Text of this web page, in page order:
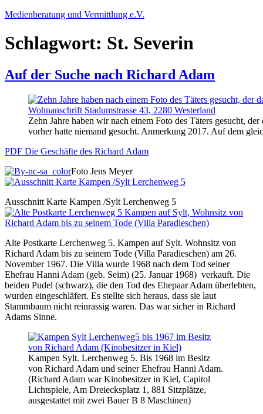
Zum
springen
Medienberatung und Vermittlung e.V.
Schlagwort: St. Severin
Auf der Suche nach Richard Adam
Zehn Jahre haben wir nach einem Foto des Täters gesucht,
vorher hatte niemand gesucht. Anmerkung 2017. Auf dem
PDF Die Geschäfte des Richard Adam
Foto Jens Meyer
Ausschnitt Karte Kampen /Sylt Lerchenweg 5
Alte Postkarte Lerchenweg 5. Kampen auf Sylt. Wohnsitz von
Richard Adam bis zu seinem Tode (Villa Paradieschen) am 26.
November 1967. Die Villa wurde 1968 nach dem Tod seiner
Ehefrau Hanni Adam (geb. Seim) (25. Januar 1968) verkauft. Die
beiden Pudel (schwarz), die den Tod des Ehepaar Adam überlebten,
wurden eingeschläfert. Es stellte sich heraus, dass sie laut
Stammbaum nicht reinrassig waren. Das war sicher in Richard
Adams Sinne.
Kampen Sylt. Lerchenweg 5. Bis 1968 im Besitz
von Richard Adam und seiner Ehefrau Hanni Adam.
(Richard Adam war Kinobesitzer in Kiel, Capitol
Lichtspiele, Am Dreiecksplatz 1, 881 Sitzplätze,
ausgestattet mit zwei Bauer B 8 Maschinen)